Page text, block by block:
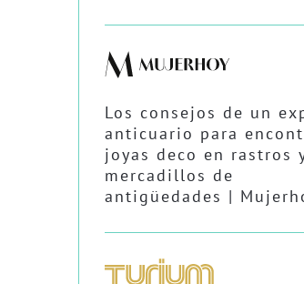
Los consejos de un
anticuario para
joyas deco en rastros
mercadillos de
antigüedades |